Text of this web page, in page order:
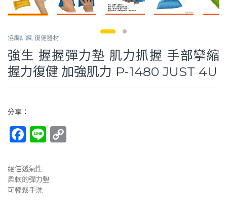
協調訓練,復健器材
強生 握握彈力墊 肌力抓握 手部攣縮
握力復健 加強肌力 P-1480 JUST 4U
分享：
F
c
e
b
Li
絕佳透氣性
柔軟的彈力墊
可輕鬆手洗